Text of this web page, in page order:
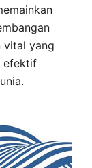
vital yang
efektif